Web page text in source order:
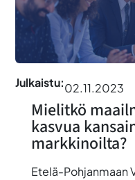
Julkaistu:02.11.2023
Mielitkö
kasvua
markkinoilta?
Etelä-Pohjanmaan